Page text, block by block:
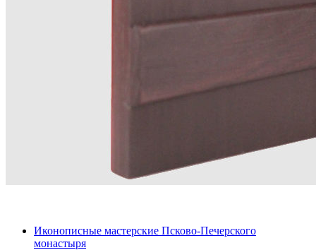
Иконописные мастерские Псково-Печерского
монастыря